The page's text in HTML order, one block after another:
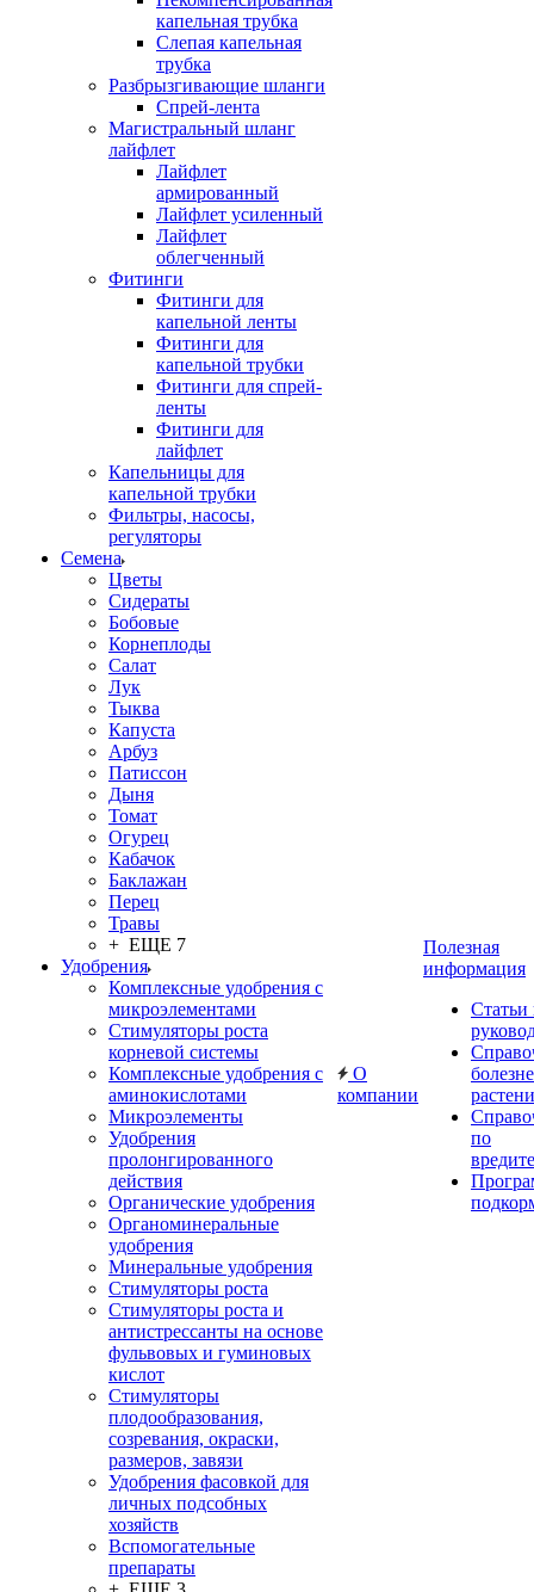
капельная трубка
Слепая капельная
трубка
Разбрызгивающие шланги
Спрей-лента
Магистральный шланг
лайфлет
Лайфлет
армированный
Лайфлет усиленный
Лайфлет
облегченный
Фитинги
Фитинги для
капельной ленты
Фитинги для
капельной трубки
Фитинги для спрей-
ленты
Фитинги для
лайфлет
Капельницы для
капельной трубки
Фильтры, насосы,
регуляторы
Семена
Цветы
Сидераты
Бобовые
Корнеплоды
Салат
Лук
Тыква
Капуста
Арбуз
Патиссон
Дыня
Томат
Огурец
Кабачок
Баклажан
Перец
Травы
+ ЕЩЕ 7
Удобрения
Комплексные удобрения с
микроэлементами
Стимуляторы роста
корневой системы
Комплексные удобрения с
аминокислотами
Микроэлементы
Удобрения
пролонгированного
действия
Органические удобрения
Органоминеральные
удобрения
Минеральные удобрения
Стимуляторы роста
Стимуляторы роста и
антистрессанты на основе
фульвовых и гуминовых
кислот
Стимуляторы
плодообразования,
созревания, окраски,
размеров, завязи
Удобрения фасовкой для
личных подсобных
хозяйств
Вспомогательные
препараты
О
компании
Полезная
информация
Статьи
по